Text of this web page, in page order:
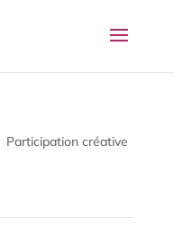
Participation créative